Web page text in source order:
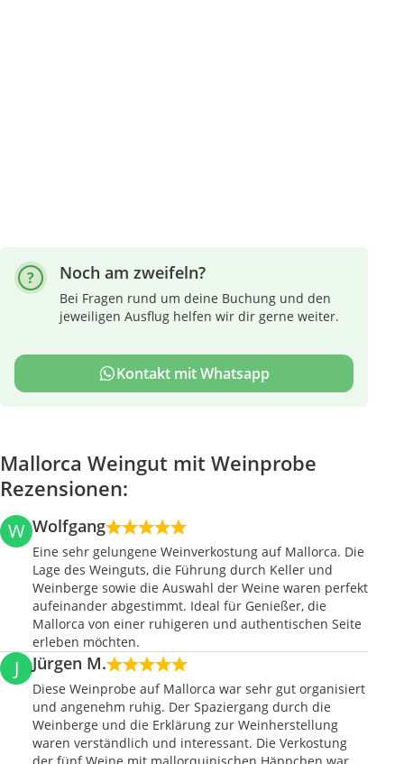
Noch am zweifeln?
Bei Fragen rund um deine Buchung und den
jeweiligen Ausflug helfen wir dir gerne weiter.
Kontakt mit Whatsapp
Mallorca Weingut mit Weinprobe
Rezensionen:
W Wolfgang
Eine sehr gelungene Weinverkostung auf Mallorca. Die
Lage des Weinguts, die Führung durch Keller und
Weinberge sowie die Auswahl der Weine waren perfekt
aufeinander abgestimmt. Ideal für Genießer, die
Mallorca von einer ruhigeren und authentischen Seite
erleben möchten.
J Jürgen M.
Diese Weinprobe auf Mallorca war sehr gut organisiert
und angenehm ruhig. Der Spaziergang durch die
Weinberge und die Erklärung zur Weinherstellung
waren verständlich und interessant. Die Verkostung